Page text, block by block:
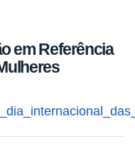
em Referência